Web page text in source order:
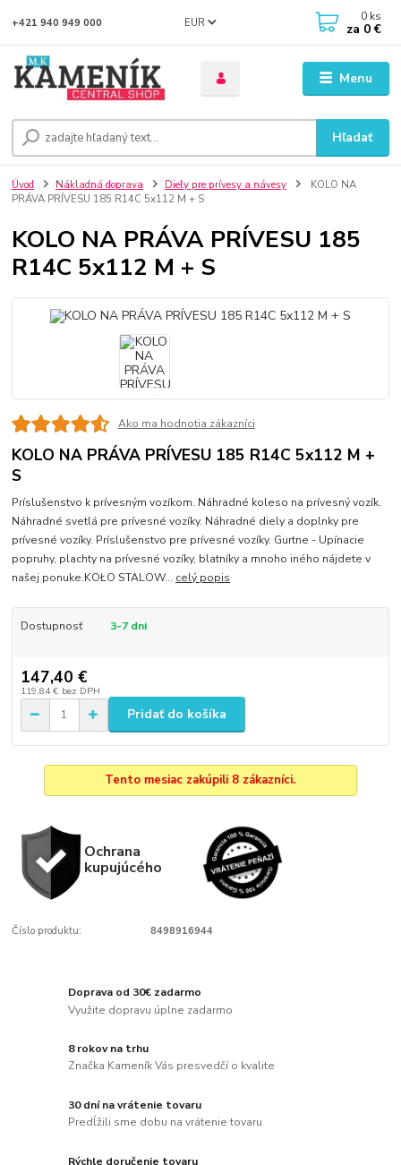
Menu
EUR
Hľadať
+421 940 949 000 0 ks
za 0 €
Úvod Nákladná doprava Diely pre prívesy a návesy
KOLO NA
PRÁVA PRÍVESU 185 R14C 5x112 M + S
KOLO NA PRÁVA PRÍVESU 185
R14C 5x112 M + S
Ako ma hodnotia zákazníci
KOLO NA PRÁVA PRÍVESU 185 R14C 5x112 M +
S
Príslušenstvo k prívesným vozíkom. Náhradné koleso na prívesný vozík.
Náhradné svetlá pre prívesné vozíky. Náhradné diely a doplnky pre
prívesné vozíky. Príslušenstvo pre prívesné vozíky. Gurtne - Upínacie
popruhy, plachty na prívesné vozíky, blatníky a mnoho iného nájdete v
našej ponuke.KOŁO STALOW... celý popis
Dostupnosť 3-7 dni
147,40 €
119,84 € bez DPH
Pridať do košíka
Tento mesiac zakúpili 8 zákazníci.
Ochrana
kupujúcého
Číslo produktu: 8498916944
Doprava od 30€ zadarmo
Využite dopravu úplne zadarmo
8 rokov na trhu
Značka Kameník Vás presvedčí o kvalite
30 dní na vrátenie tovaru
Predĺžili sme dobu na vrátenie tovaru
Rýchle doručenie tovaru